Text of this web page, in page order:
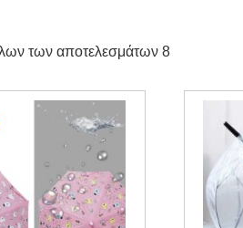
των αποτελεσμάτων 8